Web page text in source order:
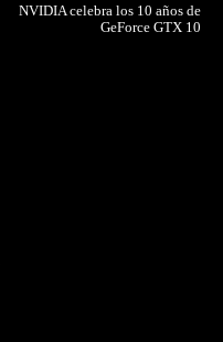
NVIDIA celebra los 10 años de
GeForce GTX 10